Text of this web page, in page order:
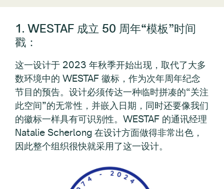
1. WESTAF 成立 50 周年“模板”时间
戳：
这一设计于 2023 年秋季开始出现，取代了大多
数环境中的 WESTAF 徽标，作为次年周年纪念
节目的预告。设计必须传达一种临时拼凑的“关注
此空间”的无常性，并嵌入日期，同时还要像我们
的徽标一样具有可识别性。WESTAF 的通讯经理
Natalie Scherlong 在设计方面做得非常出色，
因此整个组织很快就采用了这一设计。